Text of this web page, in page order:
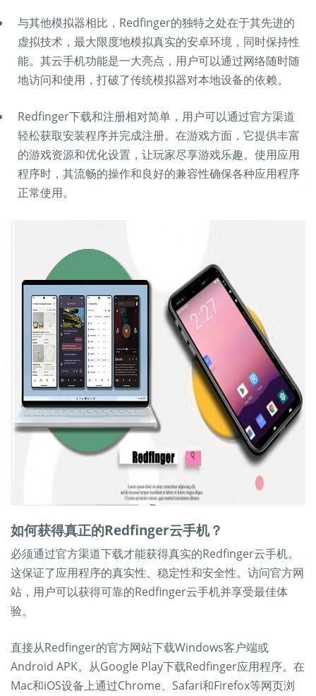
与其他模拟器相比，Redfinger的独特之处在于其先进的
虚拟技术，最大限度地模拟真实的安卓环境，同时保持性
能。其云手机功能是一大亮点，用户可以通过网络随时随
地访问和使用，打破了传统模拟器对本地设备的依赖。
Redfinger下载和注册相对简单，用户可以通过官方渠道
轻松获取安装程序并完成注册。在游戏方面，它提供丰富
的游戏资源和优化设置，让玩家尽享游戏乐趣。使用应用
程序时，其流畅的操作和良好的兼容性确保各种应用程序
正常使用。
如何获得真正的Redfinger云手机？
必须通过官方渠道下载才能获得真实的Redfinger云手机。
这保证了应用程序的真实性、稳定性和安全性。访问官方网
站，用户可以获得可靠的Redfinger云手机并享受最佳体
验。
直接从Redfinger的官方网站下载Windows客户端或
Android APK。从Google Play下载Redfinger应用程序。在
Mac和iOS设备上通过Chrome、Safari和Firefox等网页浏